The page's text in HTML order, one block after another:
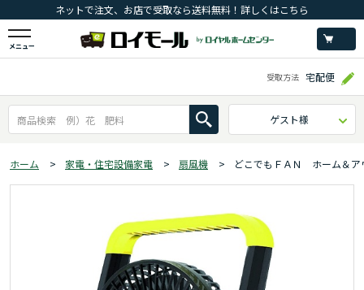
ネットで注文、お店で受取なら送料無料！詳しくはこちら
メニュー
受取方法 宅配便
ゲスト様
ホーム > 家電・住宅設備家電 > 扇風機 > どこでもＦＡＮ ホーム＆